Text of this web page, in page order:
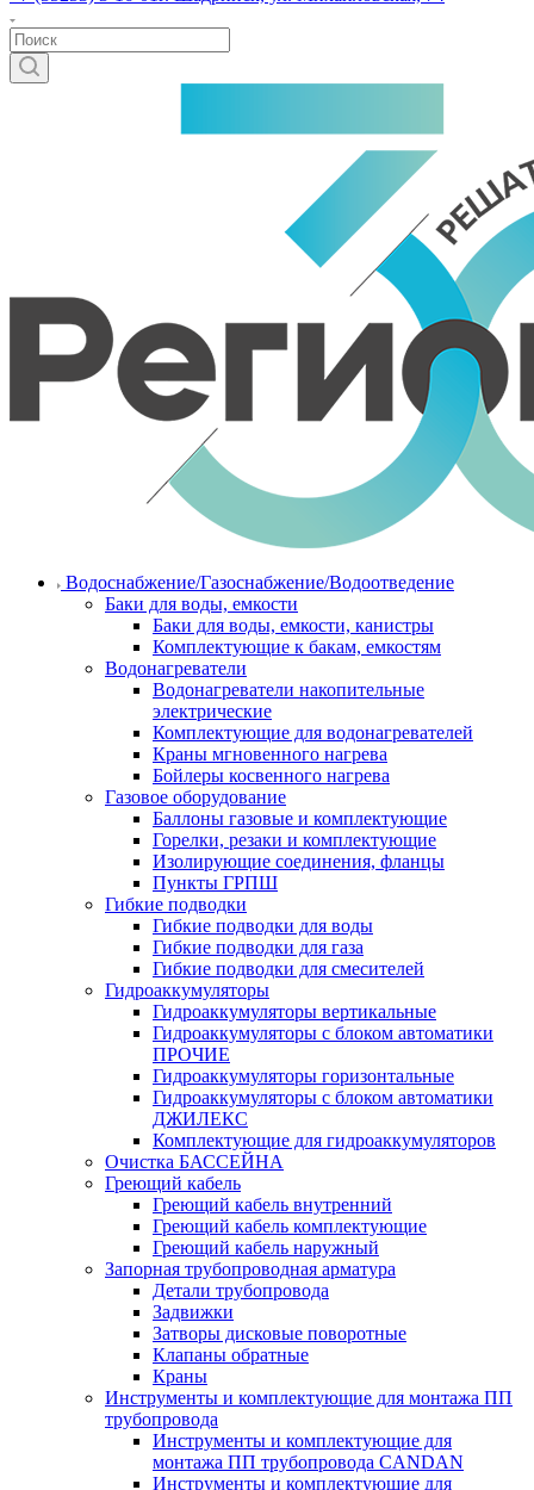
Водоснабжение/Газоснабжение/Водоотведение
Баки для воды, емкости
Баки для воды, емкости, канистры
Комплектующие к бакам, емкостям
Водонагреватели
Водонагреватели накопительные
электрические
Комплектующие для водонагревателей
Краны мгновенного нагрева
Бойлеры косвенного нагрева
Газовое оборудование
Баллоны газовые и комплектующие
Горелки, резаки и комплектующие
Изолирующие соединения, фланцы
Пункты ГРПШ
Гибкие подводки
Гибкие подводки для воды
Гибкие подводки для газа
Гибкие подводки для смесителей
Гидроаккумуляторы
Гидроаккумуляторы вертикальные
Гидроаккумуляторы с блоком автоматики
ПРОЧИЕ
Гидроаккумуляторы горизонтальные
Гидроаккумуляторы с блоком автоматики
ДЖИЛЕКС
Комплектующие для гидроаккумуляторов
Очистка БАССЕЙНА
Греющий кабель
Греющий кабель внутренний
Греющий кабель комплектующие
Греющий кабель наружный
Запорная трубопроводная арматура
Детали трубопровода
Задвижки
Затворы дисковые поворотные
Клапаны обратные
Краны
Инструменты и комплектующие для монтажа ПП
трубопровода
Инструменты и комплектующие для
монтажа ПП трубопровода CANDAN
Инструменты и комплектующие для